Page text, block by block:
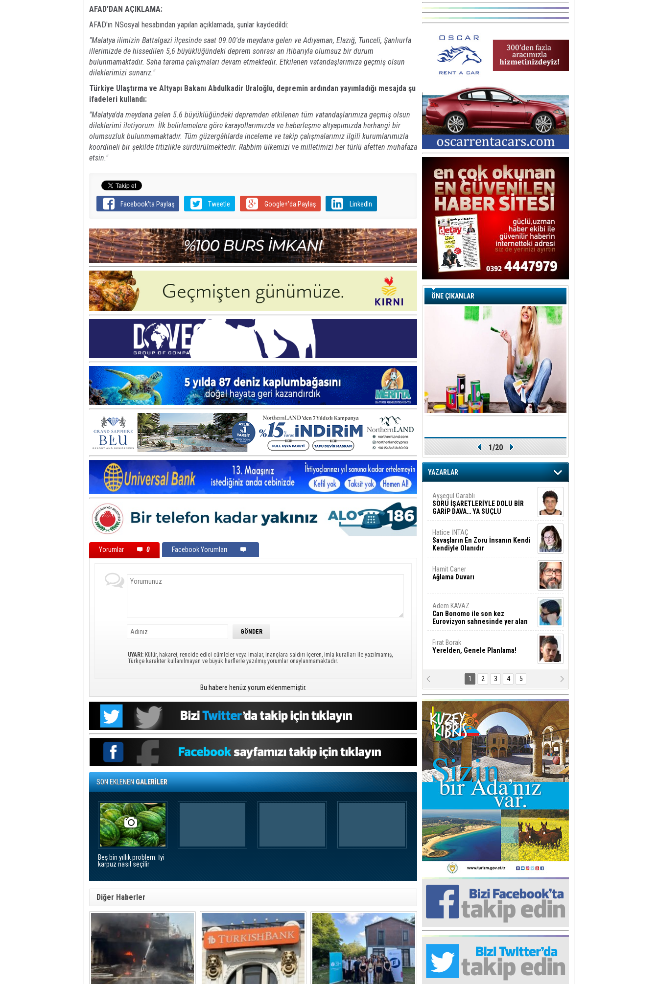
AFAD'DAN AÇIKLAMA:
AFAD'ın NSosyal hesabından yapılan açıklamada, şunlar kaydedildi:
"Malatya ilimizin Battalgazi ilçesinde saat 09.00'da meydana gelen ve Adıyaman, Elazığ, Tunceli, Şanlıurfa
illerimizde de hissedilen 5,6 büyüklüğündeki deprem sonrası an itibarıyla olumsuz bir durum
bulunmamaktadır. Saha tarama çalışmaları devam etmektedir. Etkilenen vatandaşlarımıza geçmiş olsun
dileklerimizi sunarız."
Türkiye Ulaştırma ve Altyapı Bakanı Abdulkadir Uraloğlu, depremin ardından yayımladığı mesajda şu
ifadeleri kullandı:
"Malatya’da meydana gelen 5.6 büyüklüğündeki depremden etkilenen tüm vatandaşlarımıza geçmiş olsun
dileklerimi iletiyorum. İlk belirlemelere göre karayollarımızda ve haberleşme altyapımızda herhangi bir
olumsuzluk bulunmamaktadır. Tüm güzergâhlarda inceleme ve takip çalışmalarımız ilgili kurumlarımızla
koordineli bir şekilde titizlikle sürdürülmektedir. Rabbim ülkemizi ve milletimizi her türlü afetten muhafaza
etsin."
Facebook'ta Paylaş Tweetle Google+'da Paylaş LinkedIn
Yorumlar 0 Facebook Yorumları
UYARI: Küfür, hakaret, rencide edici cümleler veya imalar, inançlara saldırı içeren, imla kuralları ile yazılmamış,
Türkçe karakter kullanılmayan ve büyük harflerle yazılmış yorumlar onaylanmamaktadır.
Bu habere henüz yorum eklenmemiştir.
SON EKLENENGALERİLER
Beş bin yıllık problem: İyi
karpuz nasıl seçilir
Diğer Haberler
ÖNE ÇIKANLAR
1/20
YAZARLAR
Ayşegül Garabli
SORU İŞARETLERİYLE DOLU BİR
GARİP DAVA… YA SUÇLU
DEĞİLSE???
Hatice İNTAÇ
Savaşların En Zoru İnsanın Kendi
Kendiyle Olanıdır
Hamit Caner
Ağlama Duvarı
Adem KAVAZ
Can Bonomo ile son kez
Eurovizyon sahnesinde yer alan
Türkiye 10 yıl aradan sonra
Fırat Borak
Yerelden, Genele Planlama!
Erkut YILMABAŞAR
Bayrak tartışmaları ve ihalesiz
işler!
Arif Alasya
2015 SONRASI VE AKINCI.
Fatma Baysal
SURLAR İÇİ’NDE KOLAYDIR ÖLMEK
Ediz TUNCEL
Göz göre göre…
Taner ULUTAŞ
İnşallah St. Lois ile Hakkaido
Adası gibi olmayız !...
Ali KİŞMİR
FIRSAT VE KORKU
Turgut ÇALICI
İki Lakırdı da benden!
Yrd. Doç. Ercan HOŞKARA
Yatırım Yapmazsan Var Olamazsın:
Hedefteki Kurum Kıb-Tek
Rana Sarro
Başıma gelen skandal olayı
1 2 3 4 5